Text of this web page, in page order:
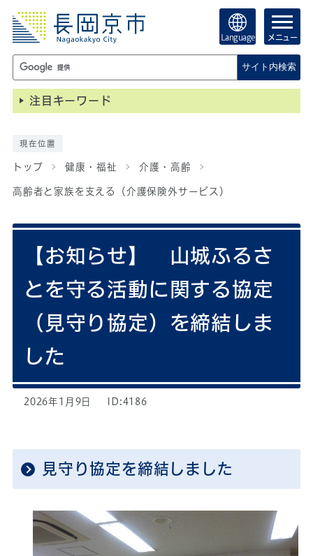
Language メニュー
サイト内検索
注目キーワード
現在位置
トップ 健康・福祉 介護・高齢
高齢者と家族を支える（介護保険外サービス）
【お知らせ】 山城ふるさ
とを守る活動に関する協定
（見守り協定）を締結しま
した
2026年1月9日 ID:4186
見守り協定を締結しました